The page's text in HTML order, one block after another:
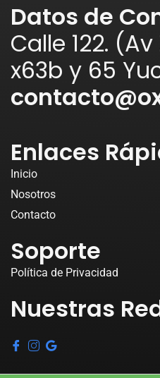
Datos de
Calle 122.
x63b y 65
Enlaces
Inicio
Nosotros
Contacto
Soporte
Política de Privacidad
Nuestras